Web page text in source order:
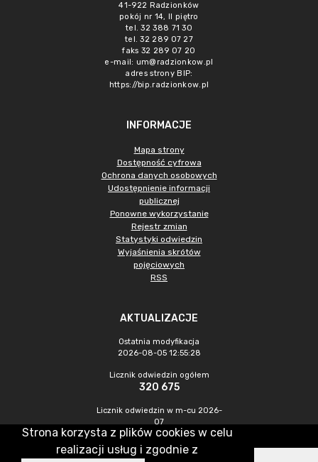
41-922 Radzionków
pokój nr 14, II piętro
tel. 32 388 71 30
tel. 32 289 07 27
faks 32 289 07 20
e-mail: um@radzionkow.pl
adres strony BIP:
https://bip.radzionkow.pl
INFORMACJE
Mapa strony
Dostępność cyfrowa
Ochrona danych osobowych
Udostępnienie informacji
publicznej
Ponowne wykorzystanie
Rejestr zmian
Statystyki odwiedzin
Wyjaśnienia skrótów
pojęciowych
RSS
AKTUALIZACJE
Ostatnia modyfikacja
2026-08-05 12:55:28
Licznik odwiedzin ogółem
320 675
Licznik odwiedzin w m-cu 2026-
07
734
Strona korzysta z plików cookies w celu
realizacji usług i zgodnie z